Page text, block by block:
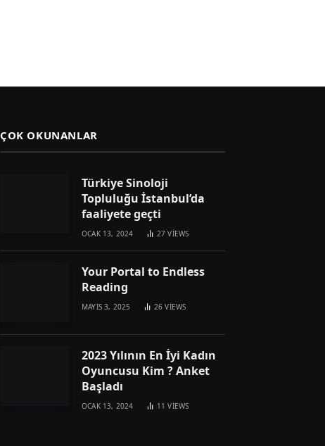
ÇOK OKUNANLAR
Türkiye Sinoloji
Topluluğu İstanbul’da
faaliyete geçti
OCAK 13, 2024 27VIEWS
Your Portal to Endless
Reading
MAYIS 3, 2025 26VIEWS
2023 Yılının En İyi Kadın
Oyuncusu Kim ? Anket
Başladı
OCAK 13, 2024 11VIEWS